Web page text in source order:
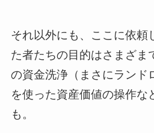
それ以外にも、こ こに依頼
た者たちの目的はさまざま
の資金洗浄（まさにランド
を使った資産価値の操作な
も。